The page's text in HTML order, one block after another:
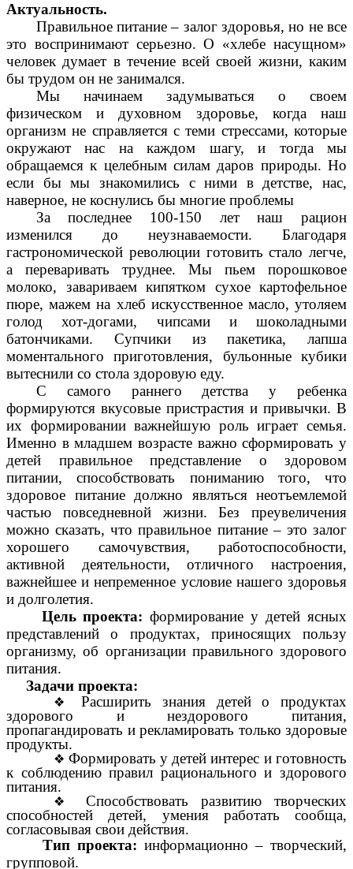
Актуальность.
Правильное питание – залог здоровья, но не все
это воспринимают серьезно. О «хлебе насущном»
человек думает в течение всей своей жизни, каким
бы трудом он не занимался.
Мы начинаем задумываться о своем
физическом и духовном здоровье, когда наш
организм не справляется с теми стрессами, которые
окружают нас на каждом шагу, и тогда мы
обращаемся к целебным силам даров природы. Но
если бы мы знакомились с ними в детстве, нас,
наверное, не коснулись бы многие проблемы
За последнее 100-150 лет наш рацион
изменился до неузнаваемости. Благодаря
гастрономической революции готовить стало легче,
а переваривать труднее. Мы пьем порошковое
молоко, завариваем кипятком сухое картофельное
пюре, мажем на хлеб искусственное масло, утоляем
голод хот-догами, чипсами и шоколадными
батончиками. Супчики из пакетика, лапша
моментального приготовления, бульонные кубики
вытеснили со стола здоровую еду.
С самого раннего детства у ребенка
формируются вкусовые пристрастия и привычки. В
их формировании важнейшую роль играет семья.
Именно в младшем возрасте важно сформировать у
детей правильное представление о здоровом
питании, способствовать пониманию того, что
здоровое питание должно являться неотъемлемой
частью повседневной жизни. Без преувеличения
можно сказать, что правильное питание – это залог
хорошего самочувствия, работоспособности,
активной деятельности, отличного настроения,
важнейшее и непременное условие нашего здоровья
и долголетия.
Цель проекта: формирование у детей ясных
представлений о продуктах, приносящих пользу
организму, об организации правильного здорового
питания.
Задачи проекта:
Расширить знания детей о продуктах
здорового и нездорового питания,
пропагандировать и рекламировать только здоровые
продукты.
Формировать у детей интерес и готовность
к соблюдению правил рационального и здорового
питания.
Способствовать развитию творческих
способностей детей, умения работать сообща,
согласовывая свои действия.
Тип проекта: информационно – творческий,
групповой.